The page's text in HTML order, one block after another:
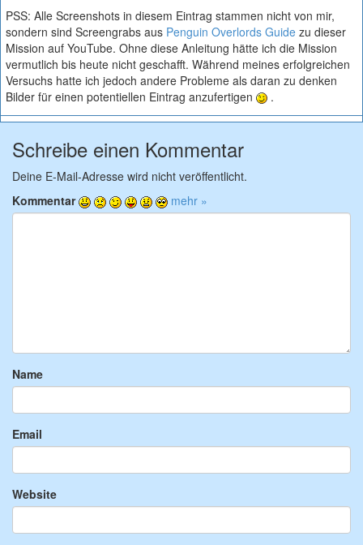
PSS: Alle Screenshots in diesem Eintrag stammen nicht von mir,
sondern sind Screengrabs aus Penguin Overlords Guide zu dieser
Mission auf YouTube. Ohne diese Anleitung hätte ich die Mission
vermutlich bis heute nicht geschafft. Während meines erfolgreichen
Versuchs hatte ich jedoch andere Probleme als daran zu denken
Bilder für einen potentiellen Eintrag anzufertigen
.
Schreibe einen Kommentar
Deine E-Mail-Adresse wird nicht veröffentlicht.
Kommentar
mehr »
Name
Email
Website